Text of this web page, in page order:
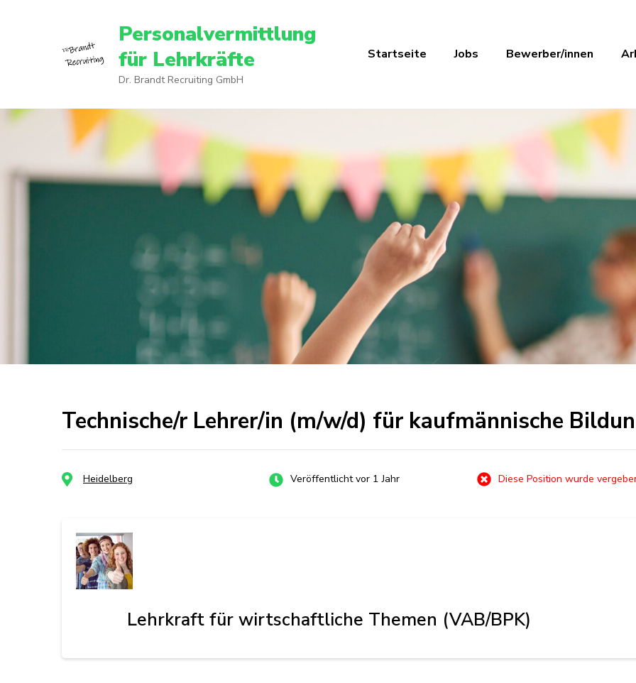
Personalvermittlung
für Lehrkräfte
Dr. Brandt Recruiting GmbH
Startseite Jobs Bewerber/innen
Technische/r Lehrer/in (m/w/d) für kaufmännische
Heidelberg Veröffentlicht vor 1 Jahr Diese Position wurde
Lehrkraft für wirtschaftliche Themen (VAB/BPK)